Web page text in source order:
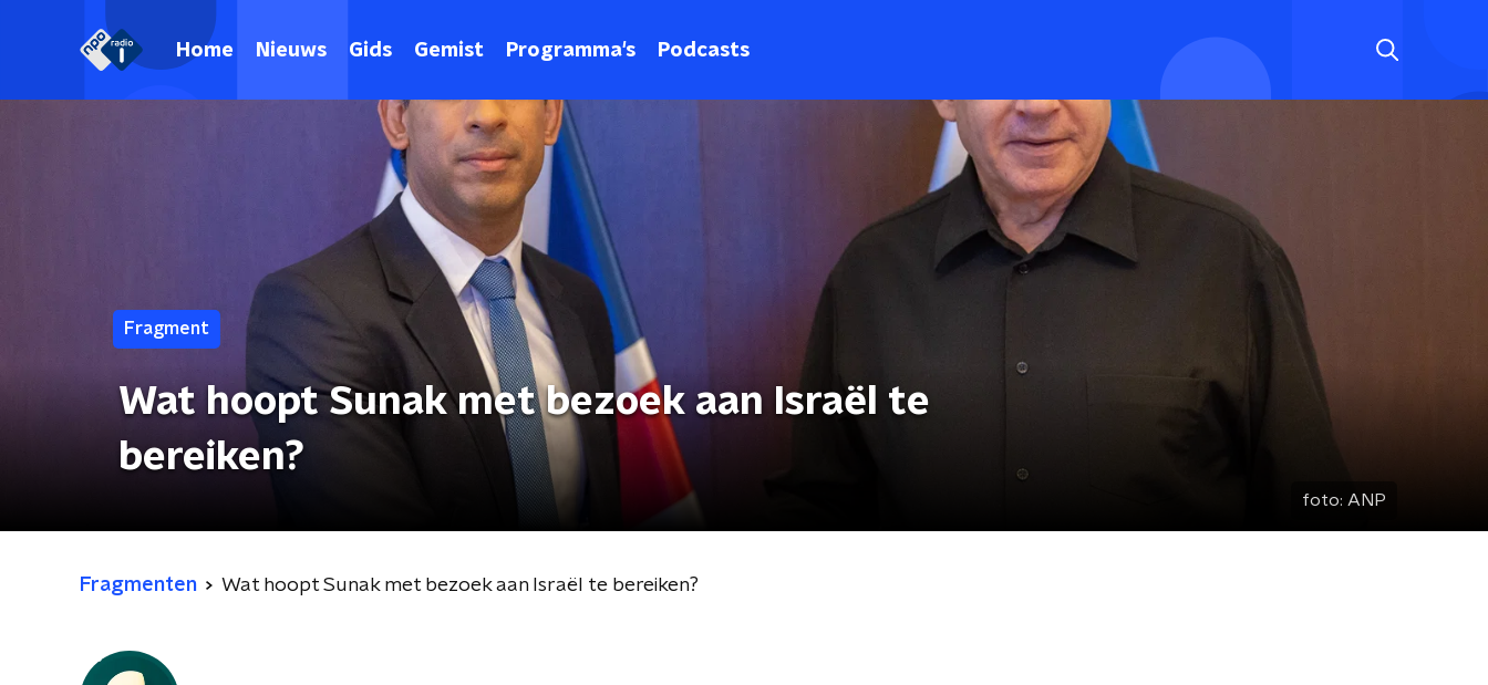
Home Nieuws Gids Gemist Programma's Podcasts
Fragment
Wat hoopt Sunak met bezoek aan Israël te
bereiken?
foto: ANP
Fragmenten Wat hoopt Sunak met bezoek aan Israël te bereiken?